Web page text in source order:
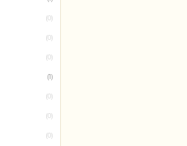
(0)
(0)
(0)
(1)
(0)
(0)
(0)